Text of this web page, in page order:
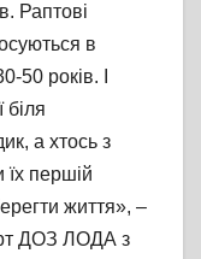
Раптові
в
50 років. І
біля
а хтось з
їх першій
життя», –
ДОЗ ЛОДА з